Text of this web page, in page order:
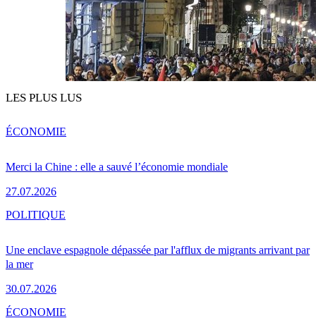
LES PLUS LUS
Merci la Chine : elle a sauvé l’économie mondiale
27.07.2026
ÉCONOMIE
Une enclave espagnole dépassée par l'afflux de migrants arrivant par
la mer
30.07.2026
POLITIQUE
ÉCONOMIE